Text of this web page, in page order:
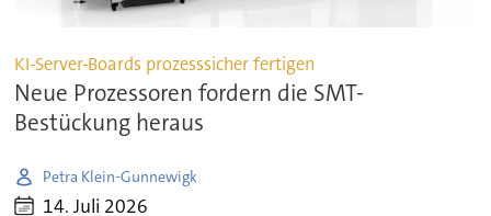
KI-Server-Boards prozesssicher fertigen
Neue Prozessoren fordern die SMT-
Bestückung heraus
Petra Klein-Gunnewigk
14. Juli 2026